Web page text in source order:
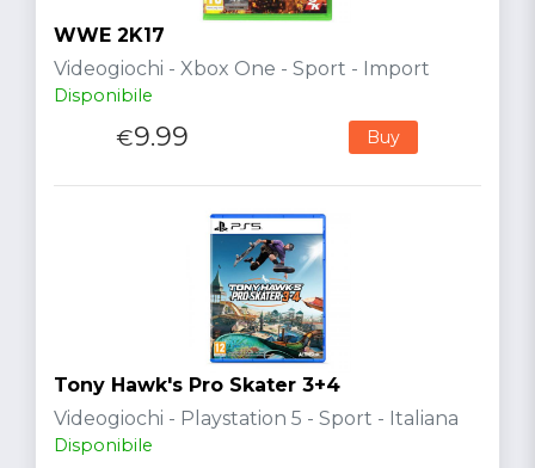
WWE 2K17
Videogiochi - Xbox One - Sport - Import
Disponibile
€9.99 Buy
Tony Hawk's Pro Skater 3+4
Videogiochi - Playstation 5 - Sport - Italiana
Disponibile